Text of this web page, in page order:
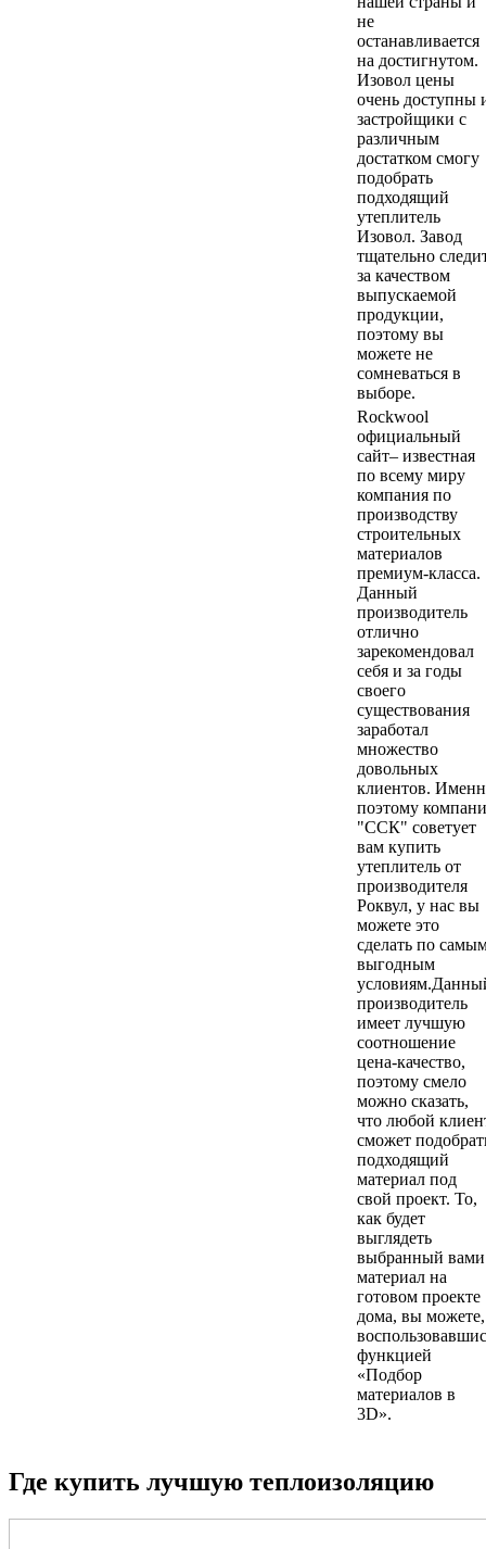
не
останавливается
на достигнутом.
Изовол цены
очень доступны
застройщики с
различным
достатком смогу
подобрать
подходящий
утеплитель
Изовол. Завод
тщательно
за качеством
выпускаемой
продукции,
поэтому вы
можете не
сомневаться в
выборе.
Rockwool
официальный
сайт– известная
по всему миру
компания по
производству
строительных
материалов
премиум-класса.
Данный
производитель
отлично
зарекомендовал
себя и за годы
своего
существования
заработал
множество
довольных
клиентов.
поэтому
"ССК" советует
вам купить
утеплитель от
производителя
Роквул, у нас вы
можете это
сделать по
выгодным
производитель
имеет лучшую
соотношение
цена-качество,
поэтому смело
можно сказать,
что любой
сможет
подходящий
материал под
свой проект. То,
как будет
выглядеть
выбранный вами
материал на
готовом проекте
дома, вы можете,
функцией
«Подбор
материалов в
3D».
Где купить лучшую теплоизоляцию